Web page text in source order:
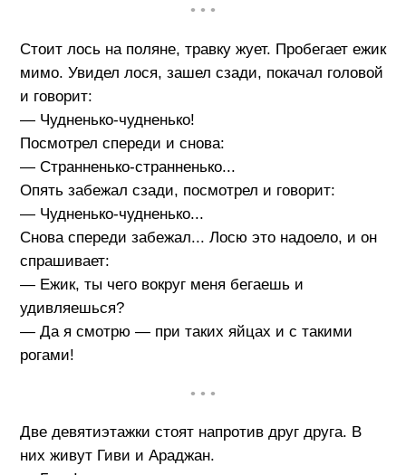
• • •
Стоит лось на поляне, травку жует. Пробегает ежик
мимо. Увидел лося, зашел сзади, покачал головой
и говорит:
— Чудненько-чудненько!
Посмотрел спереди и снова:
— Странненько-странненько...
Опять забежал сзади, посмотрел и говорит:
— Чудненько-чудненько...
Снова спереди забежал... Лосю это надоело, и он
спрашивает:
— Ежик, ты чего вокруг меня бегаешь и
удивляешься?
— Да я смотрю — при таких яйцах и с такими
рогами!
• • •
Две девятиэтажки стоят напротив друг друга. В
них живут Гиви и Араджан.